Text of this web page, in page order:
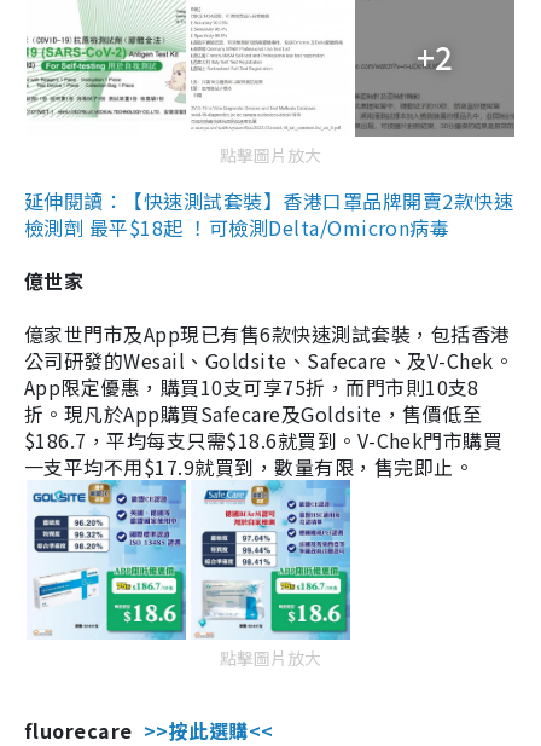
+2
點擊圖片放大
延伸閱讀：【快速測試套裝】香港口罩品牌開賣2款快速
檢測劑 最平$18起 ！可檢測Delta/Omicron病毒
億世家
億家世門市及App現已有售6款快速測試套裝，包括香港
公司研發的Wesail、Goldsite、Safecare、及V-Chek。
App限定優惠，購買10支可享75折，而門市則10支8
折。現凡於App購買Safecare及Goldsite，售價低至
$186.7，平均每支只需$18.6就買到。V-Chek門市購買
一支平均不用$17.9就買到，數量有限，售完即止。
點擊圖片放大
fluorecare >>按此選購<<